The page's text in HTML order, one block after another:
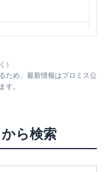
字鈴御堂７５４-３
支店
00
）
ため、最新情報はプロミス公
す。
ら検索